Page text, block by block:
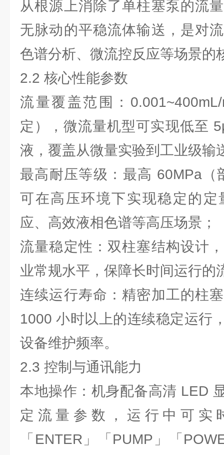
从根源上消除了单柱塞泵的流
无脉动的平稳流体输送，是对
色谱分析、微流控反应等场景的
2.2 核心性能参数
流量覆盖范围：
定），微流量机型可实现低至
液，覆盖从微量实验到工业级输
最高耐压等级：最高 60MPa（
可在高压环境下实现稳定的定
应、高效液相色谱等高压场景；
流量稳定性：双柱塞结构设计
业常规水平，保障长时间运行的
连续运行寿命：精密加工的柱
1000 小时以上的连续稳定运行
设备维护频率。
2.3 控制与通讯能力
本地操作：机身配备高清 LED
定流量参数，运行中可实
「ENTER」「PUMP」「